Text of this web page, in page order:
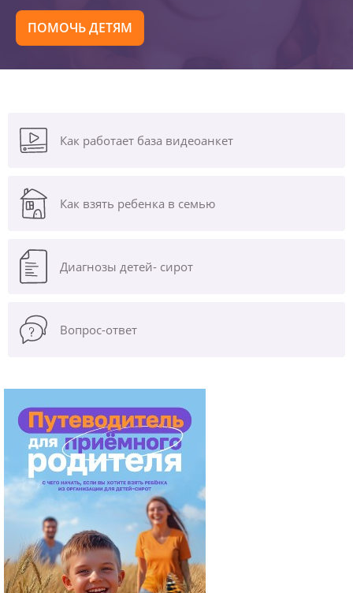
ПОМОЧЬ ДЕТЯМ
Как работает база видеоанкет
Как взять ребенка в семью
Диагнозы детей- сирот
Вопрос-ответ